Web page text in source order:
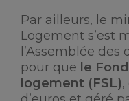
Par ailleurs, le
Logement s’est
l’Assemblée
pour que le
logement (FSL)